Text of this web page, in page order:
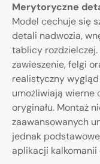
Merytoryczne
Model cechuje się
detali nadwozia,
tablicy
zawieszenie, felgi
realistyczny
umożliwiają wierne
oryginału. Montaż
zaawansowanych
jednak
aplikacji kalkomanii